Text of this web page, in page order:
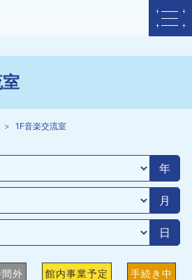
1F音楽交流室
年
月
日
外 館内事業予定 手続き中